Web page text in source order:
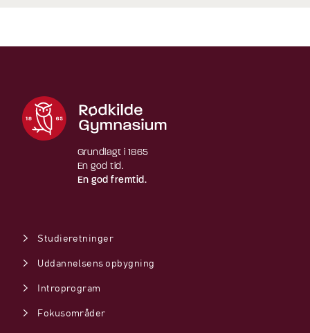
Grundlagt i 1865
En god tid.
En god fremtid.
Studieretninger
Uddannelsens opbygning
Introprogram
Fokusområder